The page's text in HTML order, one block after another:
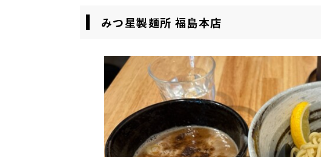
みつ星製麺所 福島本店